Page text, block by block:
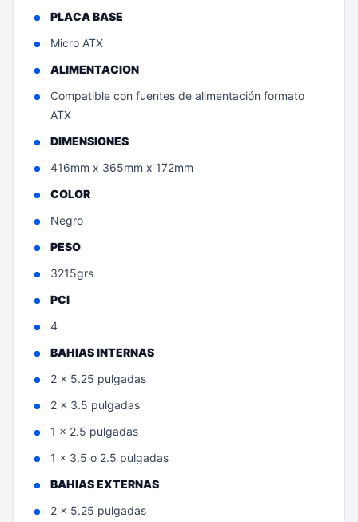
PLACA BASE
Micro ATX
ALIMENTACION
Compatible con fuentes de alimentación formato
ATX
DIMENSIONES
416mm x 365mm x 172mm
COLOR
Negro
PESO
3215grs
PCI
4
BAHIAS INTERNAS
2 x 5.25 pulgadas
2 x 3.5 pulgadas
1 x 2.5 pulgadas
1 x 3.5 o 2.5 pulgadas
BAHIAS EXTERNAS
2 x 5.25 pulgadas